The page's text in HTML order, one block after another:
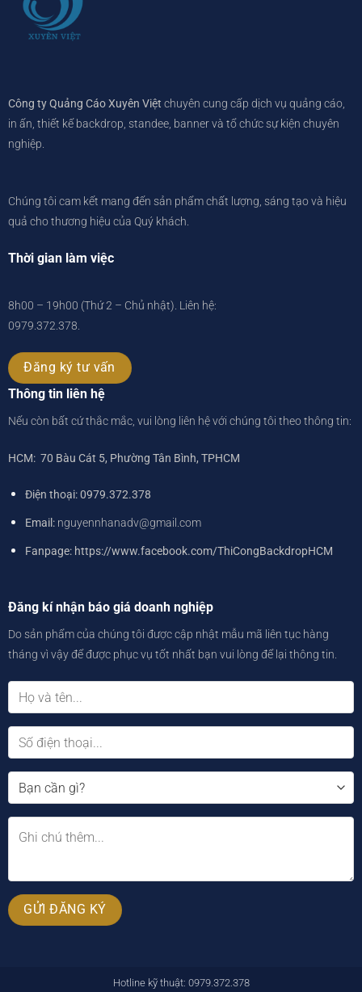
Công ty Quảng Cáo Xuyên Việt chuyên cung cấp dịch vụ quảng cáo,
in ấn, thiết kế backdrop, standee, banner và tổ chức sự kiện chuyên
nghiệp.
Chúng tôi cam kết mang đến sản phẩm chất lượng, sáng tạo và hiệu
quả cho thương hiệu của Quý khách.
Thời gian làm việc
8h00 – 19h00 (Thứ 2 – Chủ nhật). Liên hệ:
0979.372.378.
Đăng ký tư vấn
Thông tin liên hệ
Nếu còn bất cứ thắc mắc, vui lòng liên hệ với chúng tôi theo thông tin:
HCM: 70 Bàu Cát 5, Phường Tân Bình, TPHCM
Điện thoại: 0979.372.378
Email:nguyennhanadv@gmail.com
Fanpage: https://www.facebook.com/ThiCongBackdropHCM
Đăng kí nhận báo giá doanh nghiệp
Do sản phẩm của chúng tôi được cập nhật mẫu mã liên tục hàng
tháng vì vậy để được phục vụ tốt nhất bạn vui lòng để lại thông tin.
Hotline kỹ thuật: 0979.372.378